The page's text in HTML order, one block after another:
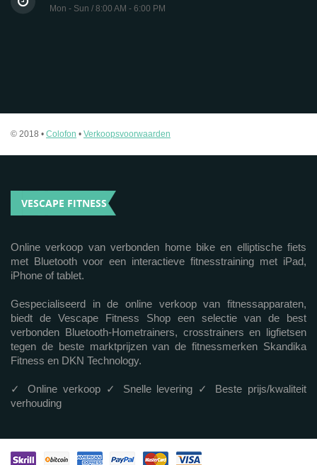
Mon - Sun / 8:00 AM - 6:00 PM
© 2018 • Colofon • Verkoopsvoorwaarden
VESCAPE FITNESS
Online verkoop van verbonden home bike en elliptische fiets
met Bluetooth voor een interactieve fitnesstraining met iPad,
iPhone of tablet.
Gespecialiseerd in de online verkoop van fitnessapparaten,
biedt de Vescape Fitness Shop een selectie van de best
verbonden Bluetooth-Hometrainers, crosstrainers en ligfietsen
tegen de beste marktprijzen van de fitnessmerken Skandika
Fitness en DKN Technology.
✓ Online verkoop ✓ Snelle levering ✓ Beste prijs/kwaliteit
verhouding